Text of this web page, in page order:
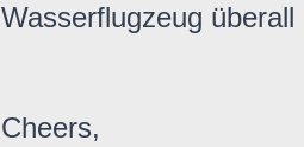
Wasserflugzeug überall
Cheers,